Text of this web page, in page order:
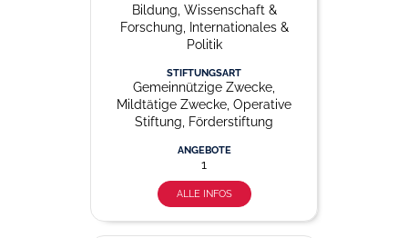
Bildung, Wissenschaft &
Forschung, Internationales &
Politik
STIFTUNGSART
Gemeinnützige Zwecke,
Mildtätige Zwecke, Operative
Stiftung, Förderstiftung
ANGEBOTE
1
ALLE INFOS